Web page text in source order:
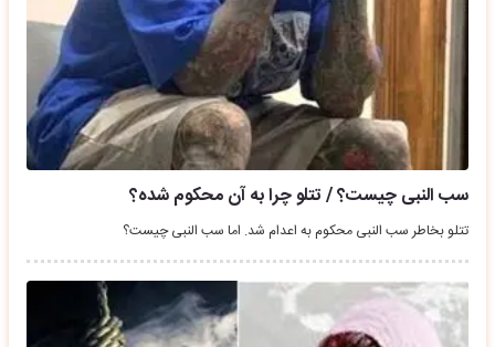
سب النبی چیست؟ / تتلو چرا به آن محکوم شده؟
تتلو بخاطر سب النبی محکوم به اعدام شد. اما سب النبی چیست؟